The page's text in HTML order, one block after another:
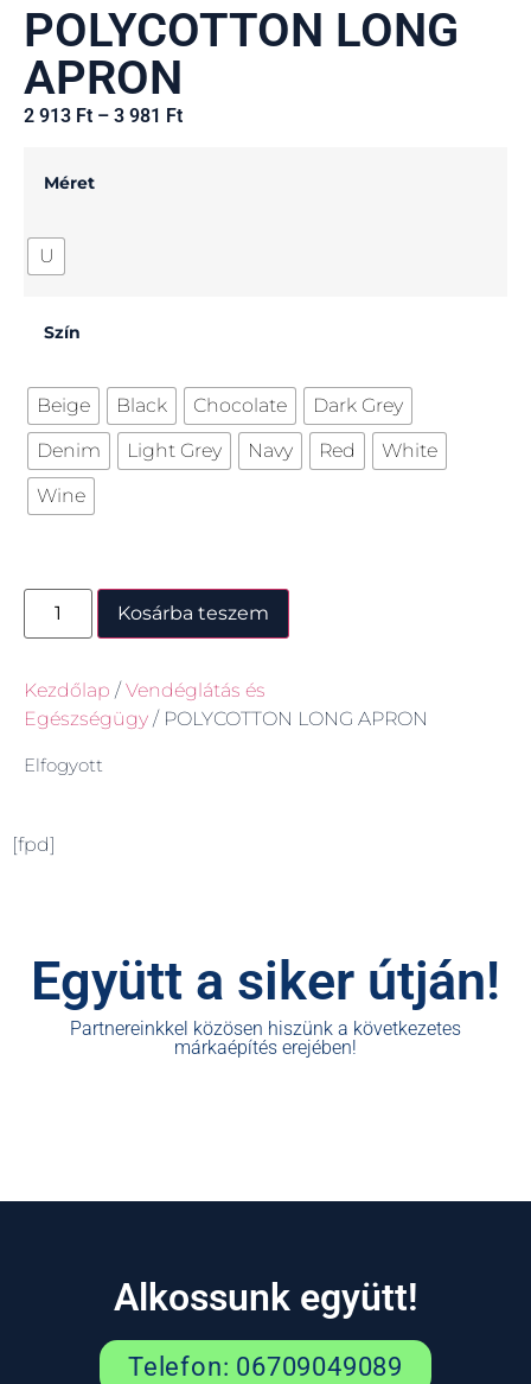
POLYCOTTON LONG
APRON
2 913 Ft – 3 981 Ft
Méret
U
Szín
Beige Black Chocolate
Dark Grey
Denim
Light Grey Navy Red
White
Wine
Kosárba teszem
Kezdőlap /Vendéglátás és
Egészségügy / POLYCOTTON LONG APRON
Elfogyott
[fpd]
Együtt a siker útján!
Partnereinkkel közösen hiszünk a következetes
márkaépítés erejében!
Alkossunk együtt!
Telefon: 06709049089